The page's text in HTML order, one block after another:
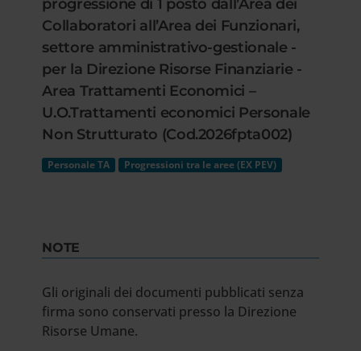
progressione di 1 posto dall’Area dei
Collaboratori all’Area dei Funzionari,
settore amministrativo-gestionale -
per la Direzione Risorse Finanziarie -
Area Trattamenti Economici –
U.O.Trattamenti economici Personale
Non Strutturato (Cod.2026fpta002)
Personale TA Progressioni tra le aree (EX PEV)
NOTE
Gli originali dei documenti pubblicati senza
firma sono conservati presso la Direzione
Risorse Umane.